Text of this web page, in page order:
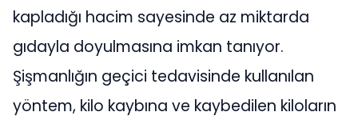
kapladığı hacim sayesinde az miktarda
gıdayla doyulmasına imkan tanıyor.
Şişmanlığın geçici tedavisinde kullanılan
yöntem, kilo kaybına ve kaybedilen kiloların